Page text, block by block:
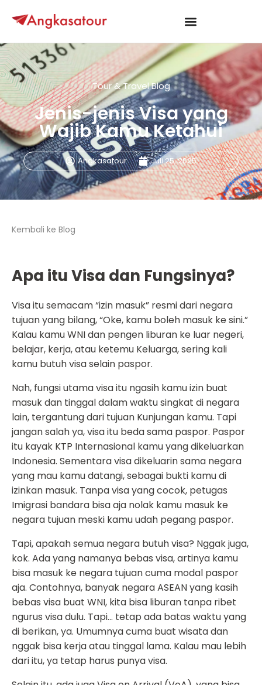
Tour & Travel Blog
Jenis-jenis Visa yang
Wajib Kamu Ketahui
Angkasatour Juli 25, 2025
Kembali ke Blog
Apa itu Visa dan Fungsinya?
Visa itu semacam “izin masuk” resmi dari negara
tujuan yang bilang, “Oke, kamu boleh masuk ke sini.”
Kalau kamu WNI dan pengen liburan ke luar negeri,
belajar, kerja, atau ketemu Keluarga, sering kali
kamu butuh visa selain paspor.
Nah, fungsi utama visa itu ngasih kamu izin buat
masuk dan tinggal dalam waktu singkat di negara
lain, tergantung dari tujuan Kunjungan kamu. Tapi
jangan salah ya, visa itu beda sama paspor. Paspor
itu kayak KTP Internasional kamu yang dikeluarkan
Indonesia. Sementara visa dikeluarin sama negara
yang mau kamu datangi, sebagai bukti kamu di
izinkan masuk. Tanpa visa yang cocok, petugas
Imigrasi bandara bisa aja nolak kamu masuk ke
negara tujuan meski kamu udah pegang paspor.
Tapi, apakah semua negara butuh visa? Nggak juga,
kok. Ada yang namanya bebas visa, artinya kamu
bisa masuk ke negara tujuan cuma modal paspor
aja. Contohnya, banyak negara ASEAN yang kasih
bebas visa buat WNI, kita bisa liburan tanpa ribet
ngurus visa dulu. Tapi… tetap ada batas waktu yang
di berikan, ya. Umumnya cuma buat wisata dan
nggak bisa kerja atau tinggal lama. Kalau mau lebih
dari itu, ya tetap harus punya visa.